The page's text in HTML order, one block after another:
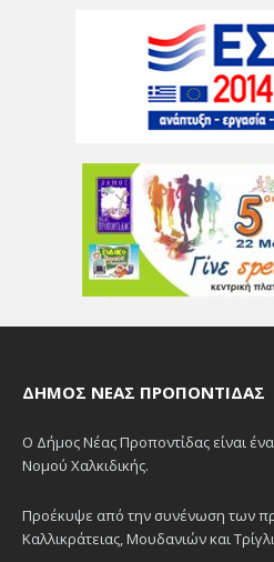
ΔΉΜΟΣ ΝΈΑΣ ΠΡΟΠΟΝΤΊΔΑΣ
Ο Δήμος Νέας Προποντίδας είναι
Νομού Χαλκιδικής.
Προέκυψε από την συνένωση των
Καλλικράτειας, Μουδανιών και